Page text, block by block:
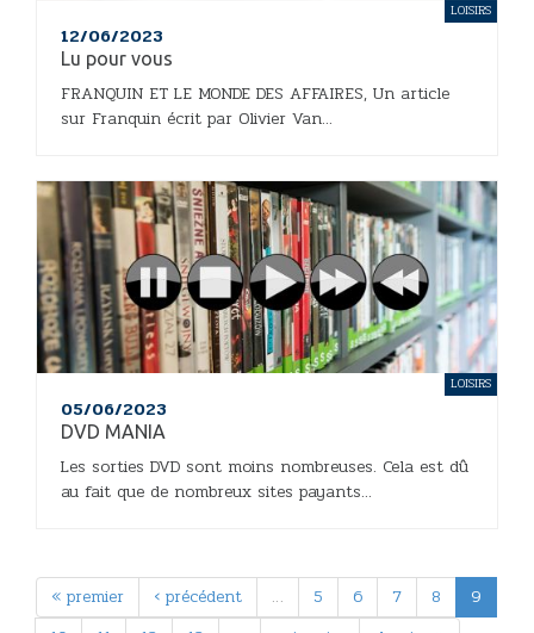
12/06/2023
Lu pour vous
FRANQUIN ET LE MONDE DES AFFAIRES, Un article
sur Franquin écrit par Olivier Van...
LOISIRS
05/06/2023
DVD MANIA
Les sorties DVD sont moins nombreuses. Cela est dû
au fait que de nombreux sites payants...
LOISIRS
« premier ‹ précédent … 5 6 7 8
9